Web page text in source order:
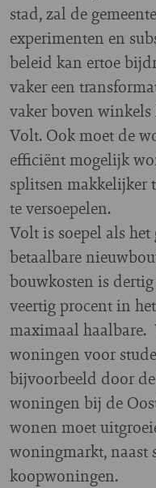
stad, zal de
experimenten en
beleid kan ertoe
vaker een
vaker boven
Volt. Ook moet de
efficiënt mogelijk
splitsen makkelijker
te versoepelen.
Volt is soepel als
betaalbare
bouwkosten is
veertig procent in
maximaal haalbare.
woningen voor
bijvoorbeeld door
woningen bij de
wonen moet
woningmarkt, naast
koopwoningen.